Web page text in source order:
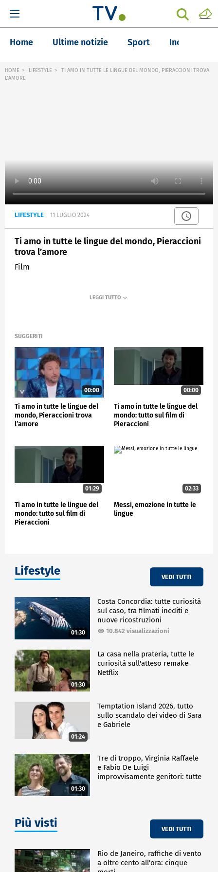
Home Ultime notizie Sport Inchieste
HOME LIFESTYLE
TI AMO IN TUTTE LE LINGUE DEL MONDO, PIERACCIONI TROVA
L’AMORE
LIFESTYLE 11 LUGLIO 2024
Ti amo in tutte le lingue del mondo, Pieraccioni
trova l’amore
Film
SUGGERITI
00:00
Ti amo in tutte le lingue del
mondo, Pieraccioni trova
l’amore
00:00
Ti amo in tutte le lingue del
mondo: tutto sul film di
Pieraccioni
01:29
Ti amo in tutte le lingue del
mondo: tutto sul film di
Pieraccioni
02:33
Messi, emozione in tutte le
lingue
Lifestyle VEDI TUTTI
01:30
Costa Concordia: tutte curiosità
sul caso, tra filmati inediti e
nuove ricostruzioni
10.842 visualizzazioni
01:30
La casa nella prateria, tutte le
curiosità sull'atteso remake
Netflix
01:24
Temptation Island 2026, tutto
sullo scandalo dei video di Sara
e Gabriele
01:30
Tre di troppo, Virginia Raffaele
e Fabio De Luigi
improvvisamente genitori: tutte
Più visti VEDI TUTTI
Rio de Janeiro, raffiche di vento
a oltre cento all'ora: cinque